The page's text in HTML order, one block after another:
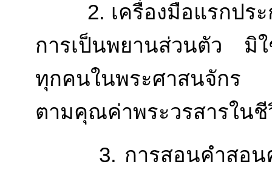
2. เครื่องมือแรกประ
การเป็นพยานส่วนตัว มิ
ทุกคนในพระศาสนจักร
ตามคุณค่าพระวรสารในชี
3. การสอนคำสอนคว